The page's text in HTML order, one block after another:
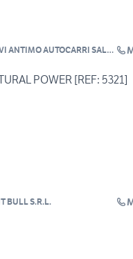
ANTIMO AUTOCARRI SALVI
POWER [REF: 5321]
BULL S.R.L.